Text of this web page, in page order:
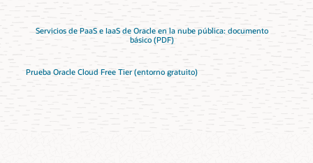
Servicios de PaaS e IaaS de Oracle en la nube pública: documento
básico (PDF)
Prueba Oracle Cloud Free Tier (entorno gratuito)